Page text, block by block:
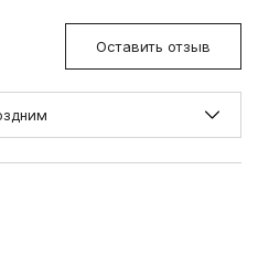
Оставить отзыв